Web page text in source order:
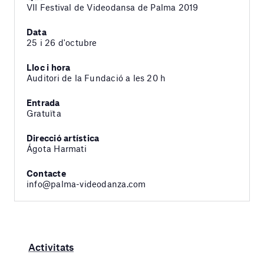
VII Festival de Videodansa de Palma 2019
Data
25 i 26 d'octubre
Lloc i hora
Auditori de la Fundació a les 20 h
Entrada
Gratuïta
Direcció artística
Ágota Harmati
Contacte
info@palma-videodanza.com
Activitats